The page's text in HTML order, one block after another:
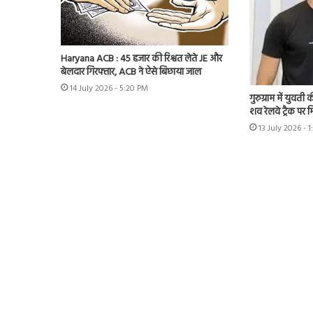
Haryana ACB : 45 हजार की रिश्वत लेते JE और
बेलदार गिरफ्तार, ACB ने ऐसे बिछाया जाल
14 July 2026 - 5:20 PM
गुरुग्राम में युवती
शव रेलवे ट्रैक पर
13 July 2026 -